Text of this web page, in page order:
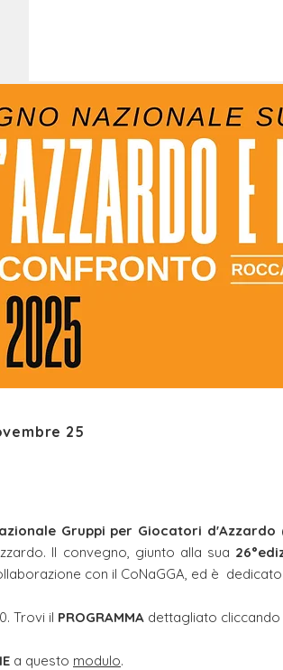
25
Gruppi per Giocatori d'Azzardo
Il convegno, giunto alla sua
con il CoNaGGA, ed è
Trovi il PROGRAMMA dettagliato cliccando
a questo modulo.